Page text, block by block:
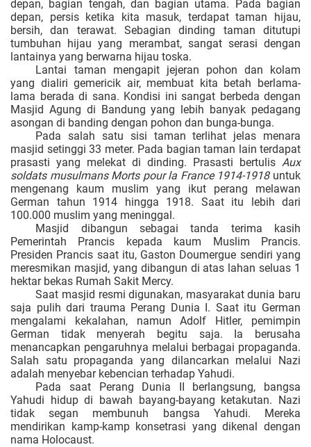
depan, bagian tengah, dan bagian utama. Pada bagian
depan, persis ketika kita masuk, terdapat taman hijau,
bersih, dan terawat. Sebagian dinding taman ditutupi
tumbuhan hijau yang merambat, sangat serasi dengan
lantainya yang berwarna hijau toska.
Lantai taman mengapit jejeran pohon dan kolam
yang dialiri gemericik air, membuat kita betah berlama-
lama berada di sana. Kondisi ini sangat berbeda dengan
Masjid Agung di Bandung yang lebih banyak pedagang
asongan di banding dengan pohon dan bunga-bunga.
Pada salah satu sisi taman terlihat jelas menara
masjid setinggi 33 meter. Pada bagian taman lain terdapat
prasasti yang melekat di dinding. Prasasti bertulis Aux
soldats musulmans Morts pour la France 1914-1918untuk
mengenang kaum muslim yang ikut perang melawan
German tahun 1914 hingga 1918. Saat itu lebih dari
100.000 muslim yang meninggal.
Masjid dibangun sebagai tanda terima kasih
Pemerintah Prancis kepada kaum Muslim Prancis.
Presiden Prancis saat itu, Gaston Doumergue sendiri yang
meresmikan masjid, yang dibangun di atas lahan seluas 1
hektar bekas Rumah Sakit Mercy.
Saat masjid resmi digunakan, masyarakat dunia baru
saja pulih dari trauma Perang Dunia I. Saat itu German
mengalami kekalahan, namun Adolf Hitler, pemimpin
German tidak menyerah begitu saja. Ia berusaha
menancapkan pengaruhnya melalui berbagai propaganda.
Salah satu propaganda yang dilancarkan melalui Nazi
adalah menyebar kebencian terhadap Yahudi.
Pada saat Perang Dunia II berlangsung, bangsa
Yahudi hidup di bawah bayang-bayang ketakutan. Nazi
tidak segan membunuh bangsa Yahudi. Mereka
mendirikan kamp-kamp konsetrasi yang dikenal dengan
nama Holocaust.